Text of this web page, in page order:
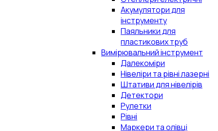
Акумулятори для
інструменту
Паяльники для
пластикових труб
Вимірювальний інструмент
Далекоміри
Нівеліри та рівні лазерні
Штативи для нівелірів
Детектори
Рулетки
Рівні
Маркери та олівці